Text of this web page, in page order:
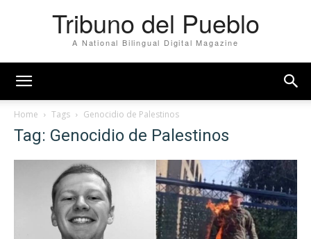
Tribuno del Pueblo
A National Bilingual Digital Magazine
Home Tags Genocidio de Palestinos
Tag: Genocidio de Palestinos